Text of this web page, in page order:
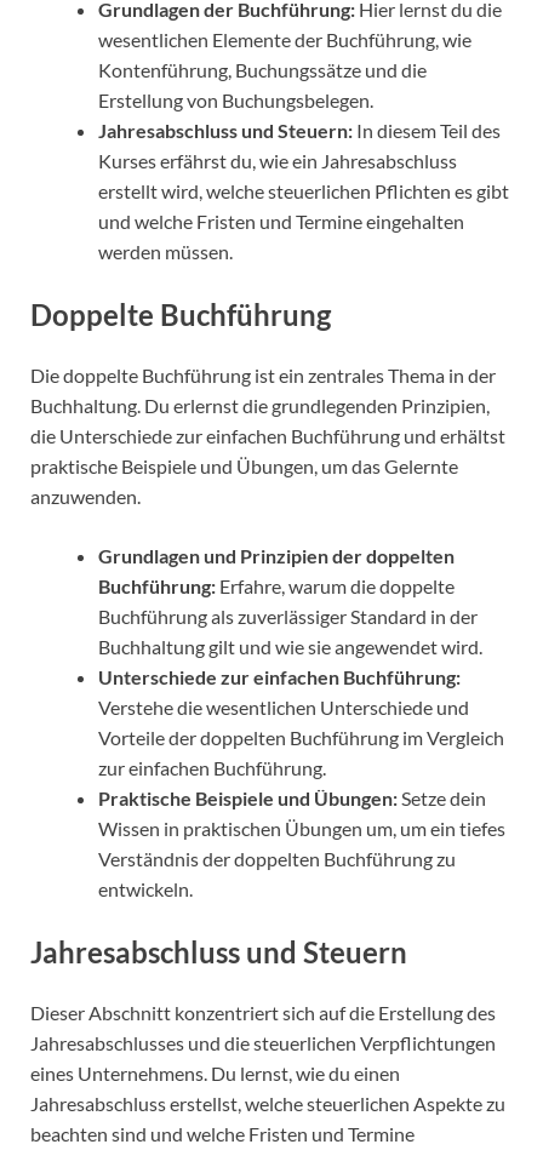
Grundlagen der Buchführung: Hier lernst du die
wesentlichen Elemente der Buchführung, wie
Kontenführung, Buchungssätze und die
Erstellung von Buchungsbelegen.
Jahresabschluss und Steuern: In diesem Teil des
Kurses erfährst du, wie ein Jahresabschluss
erstellt wird, welche steuerlichen Pflichten es gibt
und welche Fristen und Termine eingehalten
werden müssen.
Doppelte Buchführung
Die doppelte Buchführung ist ein zentrales Thema in der
Buchhaltung. Du erlernst die grundlegenden Prinzipien,
die Unterschiede zur einfachen Buchführung und erhältst
praktische Beispiele und Übungen, um das Gelernte
anzuwenden.
Grundlagen und Prinzipien der doppelten
Buchführung: Erfahre, warum die doppelte
Buchführung als zuverlässiger Standard in der
Buchhaltung gilt und wie sie angewendet wird.
Unterschiede zur einfachen Buchführung:
Verstehe die wesentlichen Unterschiede und
Vorteile der doppelten Buchführung im Vergleich
zur einfachen Buchführung.
Praktische Beispiele und Übungen:Setze dein
Wissen in praktischen Übungen um, um ein tiefes
Verständnis der doppelten Buchführung zu
entwickeln.
Jahresabschluss und Steuern
Dieser Abschnitt konzentriert sich auf die Erstellung des
Jahresabschlusses und die steuerlichen Verpflichtungen
eines Unternehmens. Du lernst, wie du einen
Jahresabschluss erstellst, welche steuerlichen Aspekte zu
beachten sind und welche Fristen und Termine